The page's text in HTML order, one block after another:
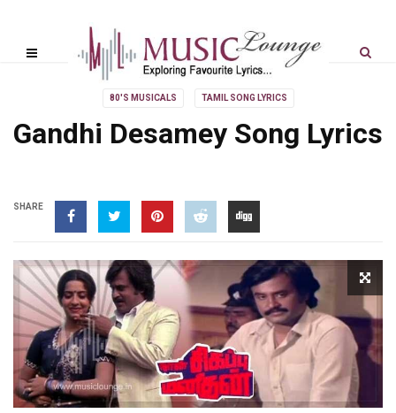
80'S MUSICALS TAMIL SONG LYRICS
Gandhi Desamey Song Lyrics
SHARE